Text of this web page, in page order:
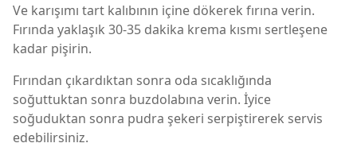
Ve karışımı tart kalıbının içine dökerek fırına verin.
Fırında yaklaşık 30-35 dakika krema kısmı sertleşene
kadar pişirin.
Fırından çıkardıktan sonra oda sıcaklığında
soğuttuktan sonra buzdolabına verin. İyice
soğuduktan sonra pudra şekeri serpiştirerek servis
edebilirsiniz.